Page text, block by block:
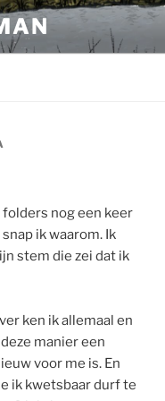
nog een keer
ik waarom. Ik
stem die zei dat ik
ken ik allemaal en
manier een
voor me is. En
ik kwetsbaar durf te